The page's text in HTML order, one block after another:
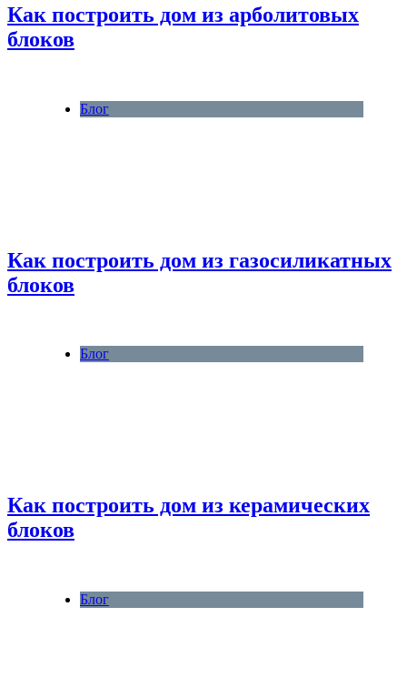
Как построить дом из арболитовых
блоков
Блог
Как построить дом из газосиликатных
блоков
Блог
Как построить дом из керамических
блоков
Блог